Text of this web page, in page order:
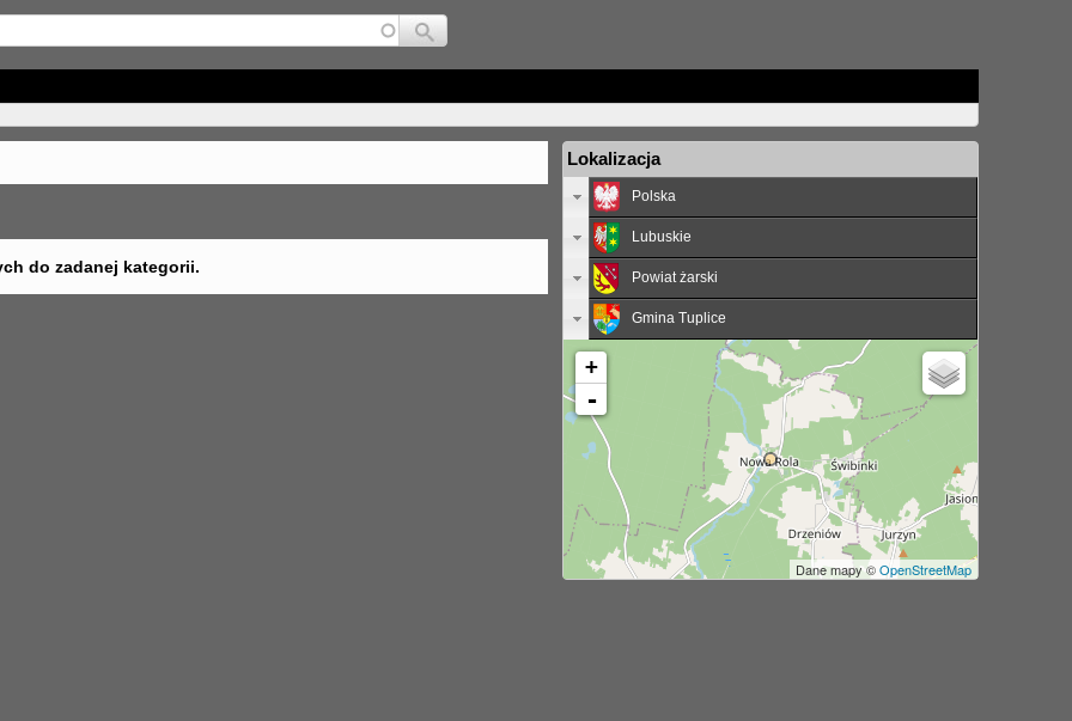
Jump to navigation
do zadanej kategorii.
Lokalizacja
Polska
Lubuskie
Powiat żarski
Gmina Tuplice
+
-
Dane mapy ©OpenStreetMap